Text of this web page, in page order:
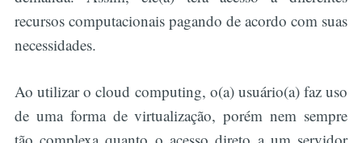
recursos computacionais pagando de acordo com suas
necessidades.
Ao utilizar o cloud computing, o(a) usuário(a) faz uso
de uma forma de virtualização, porém nem sempre